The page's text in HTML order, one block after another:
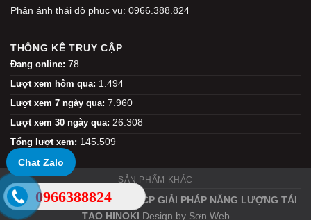
Phản ánh thái độ phục vụ: 0966.388.824
THỐNG KÊ TRUY CẬP
Đang online: 78
Lượt xem hôm qua: 1.494
Lượt xem 7 ngày qua: 7.960
Lượt xem 30 ngày qua: 26.308
Tổng lượt xem: 145.509
SẢN PHẨM KHÁC
Copyright 2026 ©CÔNG TY CP GIẢI PHÁP NĂNG LƯỢNG TÁI
TẠO HINOKI Design by Sơn Web
Chat Zalo
0966388824